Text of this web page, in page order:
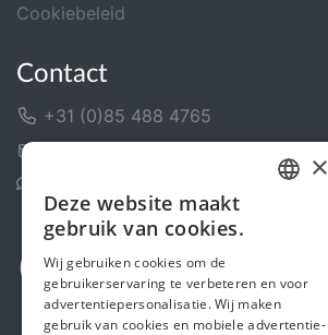
Cookiebeleid
Contact
+31 (0)85 488 4765
ENGLISH
×
Deze website maakt
gebruik van cookies.
Wij gebruiken cookies om de
gebruikerservaring te verbeteren en voor
advertentiepersonalisatie. Wij maken
gebruik van cookies en mobiele advertentie-